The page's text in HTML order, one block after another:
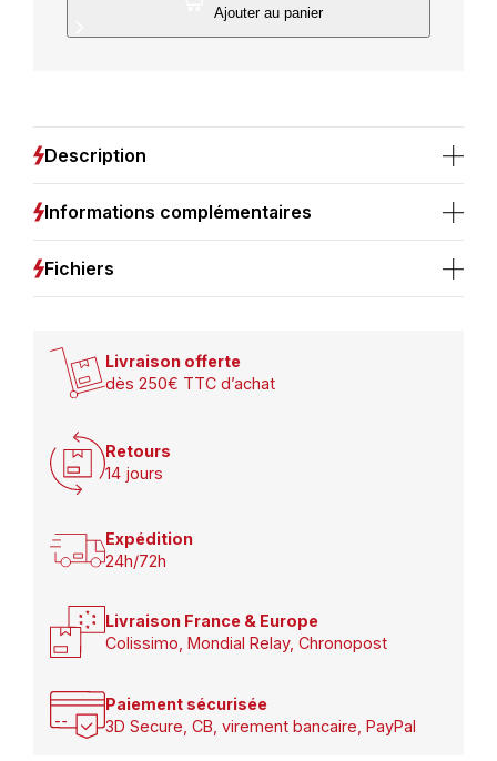
décorative
Design
métal
doré
Ajouter au panier
Description
Informations complémentaires
Fichiers
Livraison offerte
dès 250€ TTC d’achat
Retours
14 jours
Expédition
24h/72h
Livraison France & Europe
Colissimo, Mondial Relay, Chronopost
Paiement sécurisée
3D Secure, CB, virement bancaire, PayPal